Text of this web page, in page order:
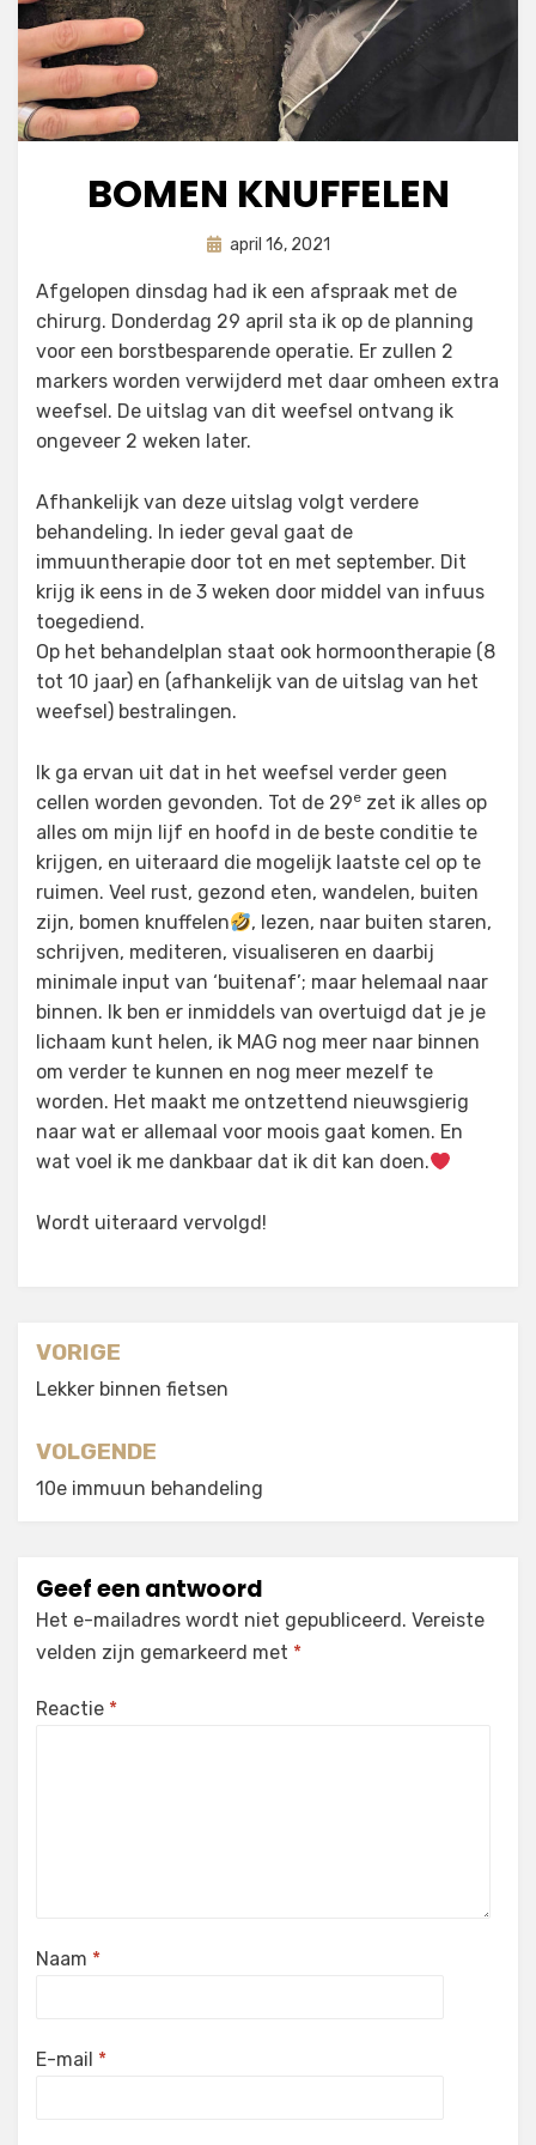
BOMEN KNUFFELEN
doorastrid
Geplaatst
april 16, 2021
Afgelopen dinsdag had ik een afspraak met de
chirurg. Donderdag 29 april sta ik op de planning
voor een borstbesparende operatie. Er zullen 2
markers worden verwijderd met daar omheen extra
weefsel. De uitslag van dit weefsel ontvang ik
ongeveer 2 weken later.
Afhankelijk van deze uitslag volgt verdere
behandeling. In ieder geval gaat de
immuuntherapie door tot en met september. Dit
krijg ik eens in de 3 weken door middel van infuus
toegediend.
Op het behandelplan staat ook hormoontherapie (8
tot 10 jaar) en (afhankelijk van de uitslag van het
weefsel) bestralingen.
Ik ga ervan uit dat in het weefsel verder geen
cellen worden gevonden. Tot de 29e zet ik alles op
alles om mijn lijf en hoofd in de beste conditie te
krijgen, en uiteraard die mogelijk laatste cel op te
ruimen. Veel rust, gezond eten, wandelen, buiten
zijn, bomen knuffelen
, lezen, naar buiten staren,
schrijven, mediteren, visualiseren en daarbij
minimale input van ‘buitenaf’; maar helemaal naar
binnen. Ik ben er inmiddels van overtuigd dat je je
lichaam kunt helen, ik MAG nog meer naar binnen
om verder te kunnen en nog meer mezelf te
worden. Het maakt me ontzettend nieuwsgierig
naar wat er allemaal voor moois gaat komen. En
wat voel ik me dankbaar dat ik dit kan doen.
Wordt uiteraard vervolgd!
Berichtnavigatie
VORIGE
Lekker binnen fietsen
VOLGENDE
10e immuun behandeling
Geef een antwoord
Het e-mailadres wordt niet gepubliceerd. Vereiste
velden zijn gemarkeerd met *
Reactie *
Naam *
E-mail *